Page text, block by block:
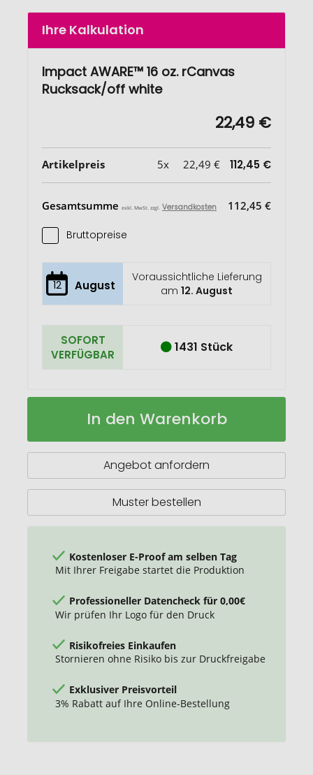
Ihre Kalkulation
Impact AWARE™ 16 oz. rCanvas
Rucksack/off white
22,49 €
Artikelpreis 5x 22,49 € 112,45 €
Gesamtsumme exkl. MwSt. zzgl. Versandkosten 112,45 €
Bruttopreise
12 August
Voraussichtliche Lieferung
am12. August
SOFORT
VERFÜGBAR
1431 Stück
Impact
oz.
Auf
In den Warenkorb
Angebot anfordern
Muster bestellen
Kostenloser E-Proof am selben Tag
Mit Ihrer Freigabe startet die Produktion
Professioneller Datencheck für 0,00€
Wir prüfen Ihr Logo für den Druck
Risikofreies Einkaufen
Stornieren ohne Risiko bis zur Druckfreigabe
Exklusiver Preisvorteil
3% Rabatt auf Ihre Online-Bestellung